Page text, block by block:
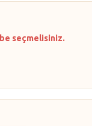
seçmelisiniz.